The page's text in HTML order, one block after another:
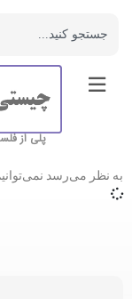
پلی از
به نظر می‌رسد